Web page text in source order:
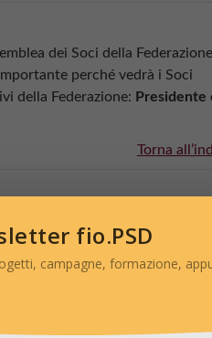
dei Soci della Federazione
perché vedrà i Soci
della Federazione: Presidente
Torna
fio.PSD
campagne, formazione,